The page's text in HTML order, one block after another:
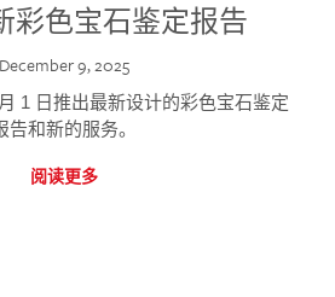
彩色宝石鉴定报告
December 9, 2025
1 日推出最新设计的彩色宝石鉴定
告和新的服务。
阅读更多